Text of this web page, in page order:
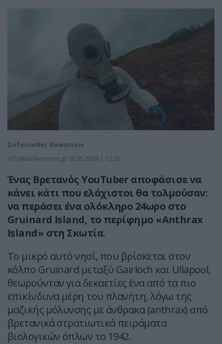
DefenceNet Newsroom
info@defencenet.gr 08.05.2026 | 12:03
Ένας Βρετανός YouTuber αποφάσισε να
κάνει κάτι που ελάχιστοι θα τολμούσαν:
να περάσει ένα ολόκληρο 24ωρο στο
Gruinard Island, το περίφημο «Anthrax
Island» στη Σκωτία.
Το μικρό αυτό νησί, που βρίσκεται στον
κόλπο Gruinard μεταξύ Gairloch και Ullapool,
θεωρούνταν για δεκαετίες ένα από τα πιο
επικίνδυνα μέρη του πλανήτη, λόγω της
μαζικής μόλυνσης με άνθρακα (anthrax) από
βρετανικά στρατιωτικά πειράματα
βιολογικών όπλων το 1942.